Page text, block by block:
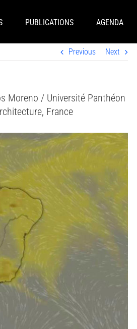
PUBLICATIONS AGENDA
Previous Next
Moreno / Université Panthéon
France